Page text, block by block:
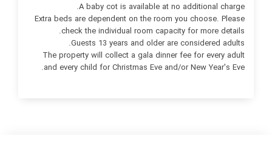
A baby cot is available at no additional charge.
Extra beds are dependent on the room you choose. Please
check the individual room capacity for more details.
Guests 13 years and older are considered adults.
The property will collect a gala dinner fee for every adult
and every child for Christmas Eve and/or New Year's Eve.